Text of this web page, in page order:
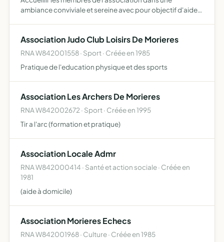
ambiance conviviale et sereine avec pour objectif d'aider
Association Judo Club Loisirs De Morieres
RNA W842001558 · Sport · Créée en 1985
Pratique de l'education physique et des sports
Association Les Archers De Morieres
RNA W842002672 · Sport · Créée en 1995
Tir a l'arc (formation et pratique)
Association Locale Admr
RNA W842000414 · Santé et action sociale · Créée en
1981
(aide à domicile)
Association Morieres Echecs
RNA W842001968 · Culture · Créée en 1985